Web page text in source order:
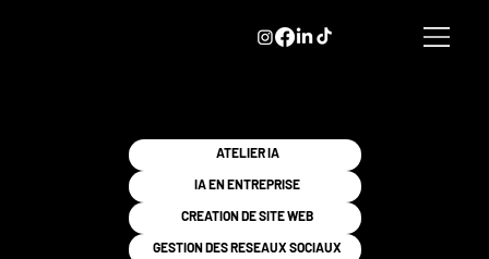
ATELIER IA
IA EN ENTREPRISE
CREATION DE SITE WEB
GESTION DES RESEAUX SOCIAUX